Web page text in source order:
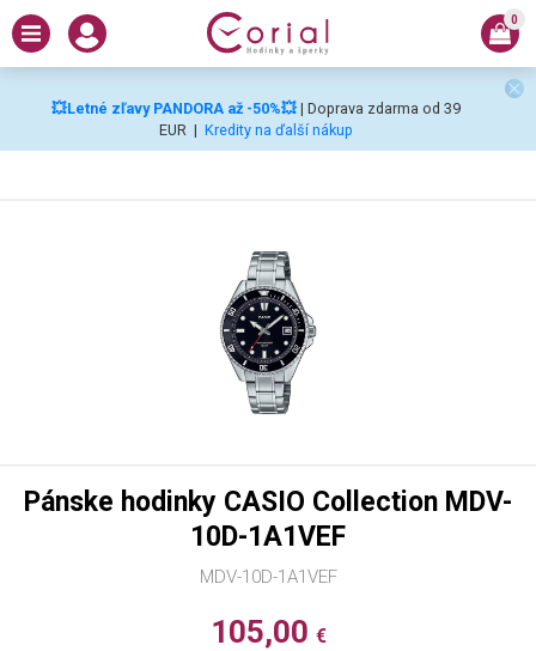
💥Letné zľavy PANDORA až -50%💥 | Doprava zdarma od 39
EUR | Kredity na ďalší nákup
0
MDV-10D-1A1VEF
Pánske hodinky CASIO Collection MDV-
10D-1A1VEF
105,00 €